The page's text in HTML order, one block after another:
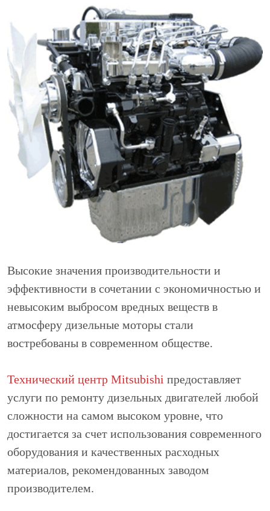
Высокие значения производительности и
эффективности в сочетании с экономичностью и
невысоким выбросом вредных веществ в
атмосферу дизельные моторы стали
востребованы в современном обществе.
Технический центр Mitsubishi предоставляет
услуги по ремонту дизельных двигателей любой
сложности на самом высоком уровне, что
достигается за счет использования современного
оборудования и качественных расходных
материалов, рекомендованных заводом
производителем.